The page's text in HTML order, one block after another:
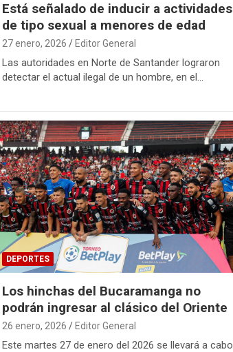
Está señalado de inducir a actividades
de tipo sexual a menores de edad
27 enero, 2026 Editor General
Las autoridades en Norte de Santander lograron
detectar el actual ilegal de un hombre, en el…
DEPORTES
Los hinchas del Bucaramanga no
podrán ingresar al clásico del Oriente
26 enero, 2026 Editor General
Este martes 27 de enero del 2026 se llevará a cabo